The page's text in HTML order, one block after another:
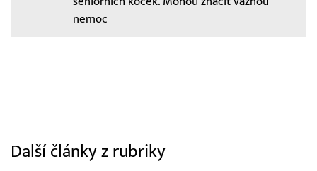
nemoc
Další články z rubriky